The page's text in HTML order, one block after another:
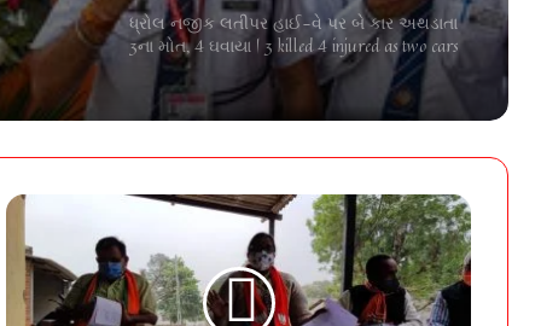
ધ્રોલ નજીક લતીપર હાઈ-વે પર બે કાર અથડાતા
3ના મોત, 4 ઘવાયા | 3 killed 4 injured as two cars
collide on Latipar Highway near Dhrol
ત્રાસી યુવાનનો આપઘાત | A young man in
and threatened by moneylenders
સૌરાષ્ટ્રમાં નવ સ્થળે ખનિજચોરો પર દરોડા, 8.85
કરોડનો મુદ્દામાલ જપ્ત | Raids on mineral thieves at
nine places in Saurashtra goods worth Rs 8 85
crore seized